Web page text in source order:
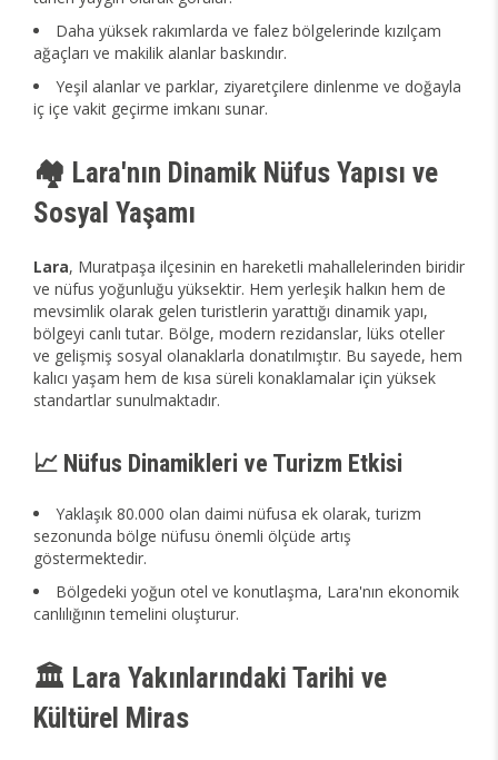
Daha yüksek rakımlarda ve falez bölgelerinde kızılçam
ağaçları ve makilik alanlar baskındır.
Yeşil alanlar ve parklar, ziyaretçilere dinlenme ve doğayla
iç içe vakit geçirme imkanı sunar.
🏘️ Lara'nın Dinamik Nüfus Yapısı ve
Sosyal Yaşamı
Lara, Muratpaşa ilçesinin en hareketli mahallelerinden biridir
ve nüfus yoğunluğu yüksektir. Hem yerleşik halkın hem de
mevsimlik olarak gelen turistlerin yarattığı dinamik yapı,
bölgeyi canlı tutar. Bölge, modern rezidanslar, lüks oteller
ve gelişmiş sosyal olanaklarla donatılmıştır. Bu sayede, hem
kalıcı yaşam hem de kısa süreli konaklamalar için yüksek
standartlar sunulmaktadır.
📈 Nüfus Dinamikleri ve Turizm Etkisi
Yaklaşık 80.000 olan daimi nüfusa ek olarak, turizm
sezonunda bölge nüfusu önemli ölçüde artış
göstermektedir.
Bölgedeki yoğun otel ve konutlaşma, Lara'nın ekonomik
canlılığının temelini oluşturur.
🏛️ Lara Yakınlarındaki Tarihi ve
Kültürel Miras